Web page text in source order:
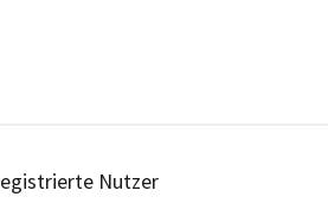
Nutzer